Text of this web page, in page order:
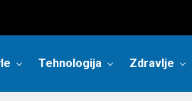
Tehnologija Zdravlje